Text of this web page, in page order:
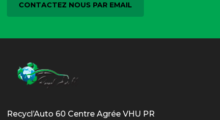
CONTACTEZ NOUS PAR EMAIL
Recycl’Auto 60 Centre Agrée VHU PR